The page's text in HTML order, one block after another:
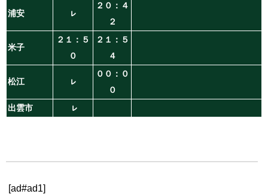
浦安 ㇾ
２０：４
２
米子
２１：５
０
２１：５
４
松江 ㇾ
００：０
０
出雲市
ㇾ
[ad#ad1]